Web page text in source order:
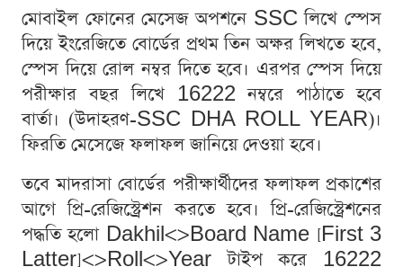
মোবাইল ফোনের মেসেজ অপশনে SSC লিখে স্পেস
দিয়ে ইংরেজিতে বোর্ডের প্রথম তিন অক্ষর লিখতে হবে,
স্পেস দিয়ে রোল নম্বর দিতে হবে। এরপর স্পেস দিয়ে
পরীক্ষার বছর লিখে 16222 নম্বরে পাঠাতে হবে
বার্তা। (উদাহরণ-SSC DHA ROLL YEAR)।
ফিরতি মেসেজে ফলাফল জানিয়ে দেওয়া হবে।
তবে মাদরাসা বোর্ডের পরীক্ষার্থীদের ফলাফল প্রকাশের
আগে প্রি-রেজিস্ট্রেশন করতে হবে। প্রি-রেজিস্ট্রেশনের
পদ্ধতি হলো Dakhil<>Board Name [First 3
Latter]<>Roll<>Year টাইপ করে 16222